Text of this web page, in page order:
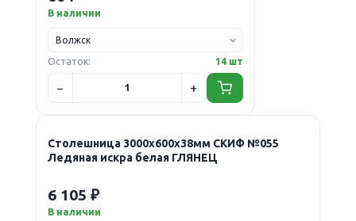
В наличии
Остаток: 14 шт
Столешница 3000х600х38мм СКИФ №055
Ледяная искра белая ГЛЯНЕЦ
6 105 ₽
В наличии